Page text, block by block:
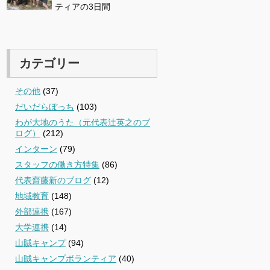
ティアの3日間
カテゴリー
その他 (37)
だいだらぼっち (103)
わが大地のうた（元代表辻英之のブ
ログ）
(212)
インターン (79)
スタッフの働き方特集 (86)
代表齋藤新のブログ (12)
地域教育 (148)
外部連携 (167)
大学連携 (14)
山賊キャンプ(94)
山賊キャンプボランティア (40)